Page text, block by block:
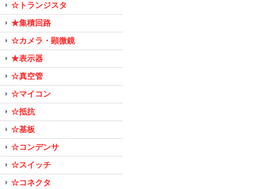
☆トランジスタ
★集積回路
☆カメラ・顕微鏡
★表示器
☆真空管
☆マイコン
☆抵抗
☆基板
☆コンデンサ
☆スイッチ
☆コネクタ